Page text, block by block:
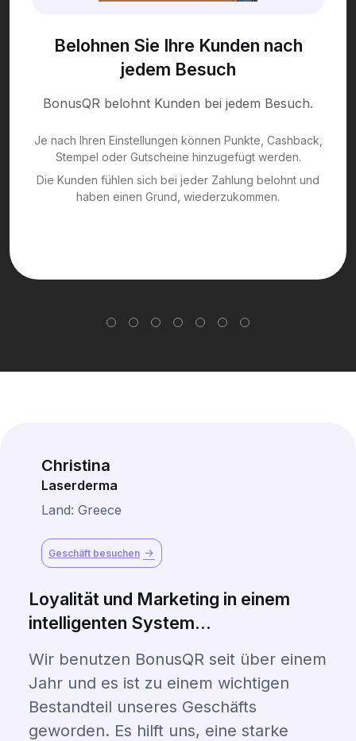
Belohnen Sie Ihre Kunden nach
jedem Besuch
BonusQR belohnt Kunden bei jedem Besuch.
Je nach Ihren Einstellungen können Punkte, Cashback,
Stempel oder Gutscheine hinzugefügt werden.
Die Kunden fühlen sich bei jeder Zahlung belohnt und
haben einen Grund, wiederzukommen.
Christina
Laserderma
Land: Greece
Geschäft besuchen
Loyalität und Marketing in einem
intelligenten System...
Wir benutzen BonusQR seit über einem
Jahr und es ist zu einem wichtigen
Bestandteil unseres Geschäfts
geworden. Es hilft uns, eine starke